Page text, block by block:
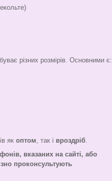
буває різних розмірів. Основними є:
як оптом, так і вроздріб.
вказаних на сайті, або
проконсультують